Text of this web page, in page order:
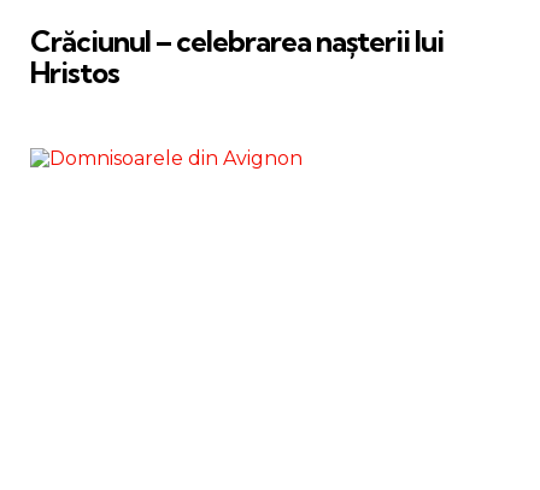
Crăciunul – celebrarea nașterii lui
Hristos